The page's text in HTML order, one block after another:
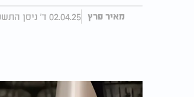
מאיר פרץ 02.04.25 ד' ניסן התשפ"ה